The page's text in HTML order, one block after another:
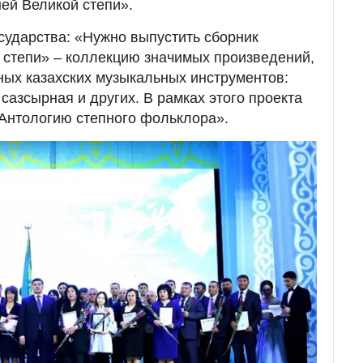
Великой степи».
«Нужно выпустить сборник
– коллекцию значимых произведений,
казахских музыкальных инструментов:
и других. В рамках этого проекта
степного фольклора».